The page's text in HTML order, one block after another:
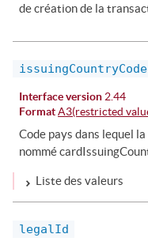
de création de la
issuingCountryCode
Interface version 2.44
Format A3(restricted
Code pays dans lequel
nommé
Liste des valeurs
legalId